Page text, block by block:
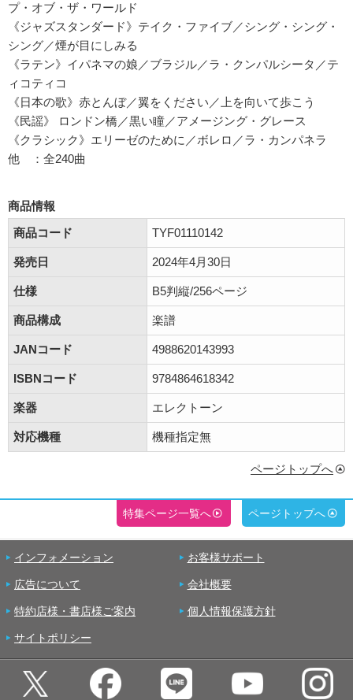
プ・オブ・ザ・ワールド
《ジャズスタンダード》テイク・ファイブ／シング・シング・
シング／煙が目にしみる
《ラテン》イパネマの娘／ブラジル／ラ・クンパルシータ／テ
ィコティコ
《日本の歌》赤とんぼ／翼をください／上を向いて歩こう
《民謡》 ロンドン橋／黒い瞳／アメージング・グレース
《クラシック》エリーゼのために／ボレロ／ラ・カンパネラ
他 ：全240曲
商品情報
商品コード
TYF01110142
発売日 2024年4月30日
仕様 B5判縦/256ページ
商品構成 楽譜
JANコード 4988620143993
ISBNコード 9784864618342
楽器 エレクトーン
対応機種 機種指定無
ページトップへ
特集ページ一覧へ ページトップへ
インフォメーション お客様サポート
広告について 会社概要
特約店様・書店様ご案内 個人情報保護方針
サイトポリシー